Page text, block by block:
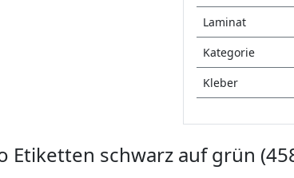
Laminat
Kategorie
Kleber
Etiketten schwarz auf grün